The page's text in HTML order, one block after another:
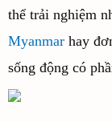
thể trải nghiệm
Myanmar hay
sống động có